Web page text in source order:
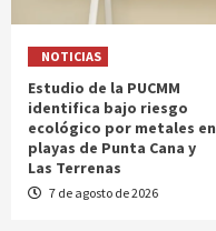
NOTICIAS
Estudio de la PUCMM
identifica bajo riesgo
ecológico por metales en
playas de Punta Cana y
Las Terrenas
7 de agosto de 2026